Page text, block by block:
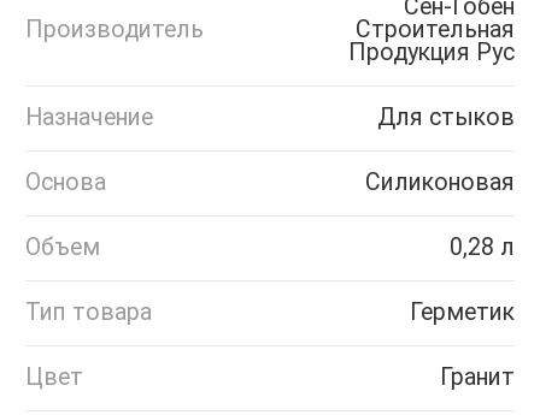
Производитель
Сен-Гобен
Строительная
Продукция Рус
Назначение Для стыков
Основа Силиконовая
Объем 0,28 л
Тип товара Герметик
Цвет Гранит